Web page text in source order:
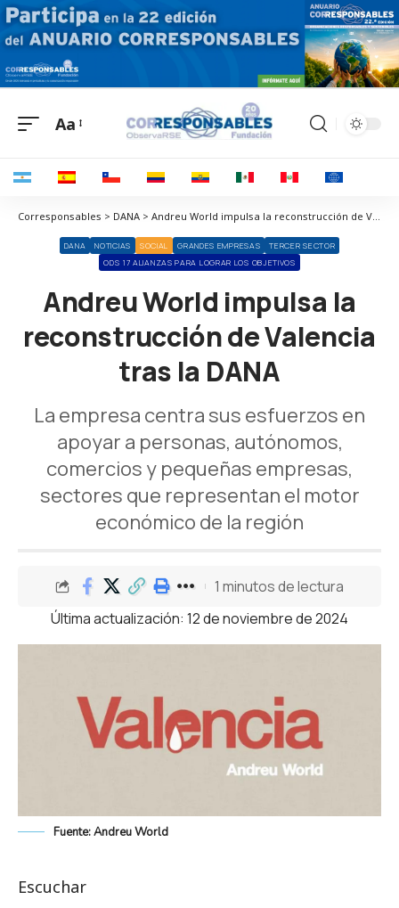
Aa
Corresponsables > DANA > Andreu World impulsa la reconstrucción de Valencia tras la DANA
DANA NOTICIAS SOCIAL GRANDES EMPRESAS
TERCER SECTOR
ODS 17 ALIANZAS PARA LOGRAR LOS OBJETIVOS
Andreu World impulsa la
reconstrucción de Valencia
tras la DANA
La empresa centra sus esfuerzos en
apoyar a personas, autónomos,
comercios y pequeñas empresas,
sectores que representan el motor
económico de la región
Última actualización: 12 de noviembre de 2024
1 minutos de lectura
Fuente: Andreu World
Escuchar